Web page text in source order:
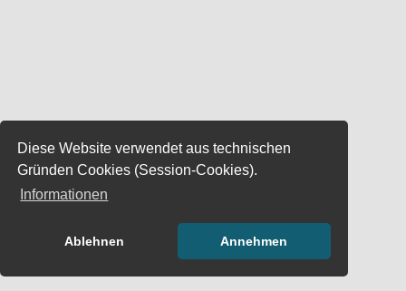
Diese Website verwendet aus technischen
Gründen Cookies (Session-Cookies).
Informationen
Ablehnen Annehmen